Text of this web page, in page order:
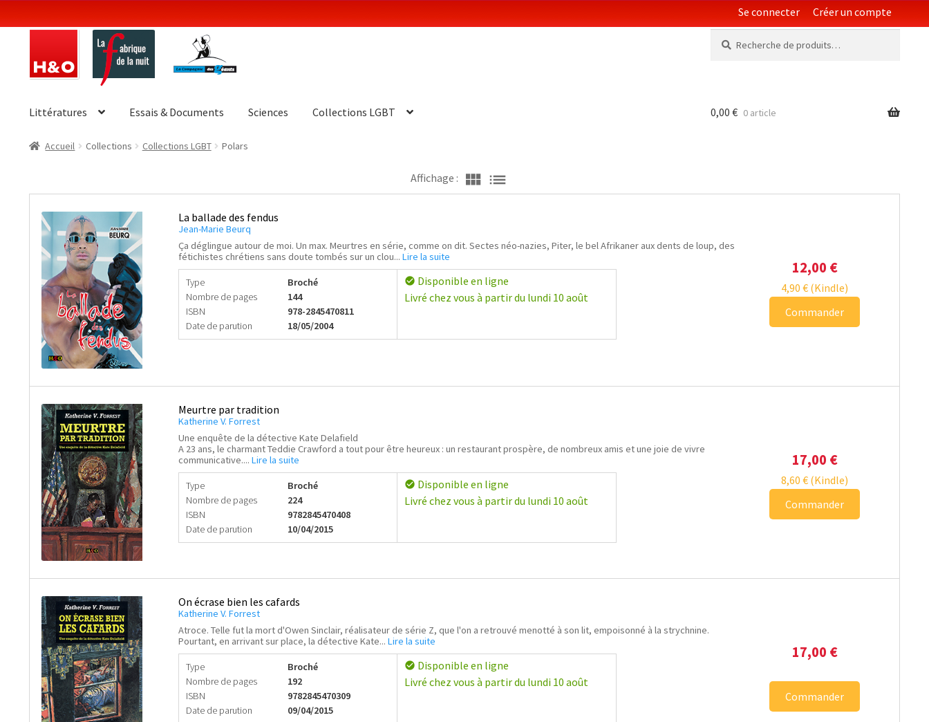
Se connecter
Créer un compte
la
contenu
pour :
Littératures Essais & Documents Sciences Collections LGBT 0,00€ 0 article
Accueil Collections Collections LGBT Polars
Affichage : view_module list
La ballade des fendus
Jean-Marie Beurq
Ça déglingue autour de moi. Un max. Meurtres en série, comme on dit. Sectes néo-nazies, Piter, le bel Afrikaner aux dents de loup, des
fétichistes chrétiens sans doute tombés sur un clou... Lire la suite
Type
Nombre de pages
ISBN
Date de parution
Broché
144
978-2845470811
18/05/2004
check_circle Disponible en ligne
Livré chez vous à partir du lundi 10 août
12,00 €
4,90€ (Kindle)
Commander
Meurtre par tradition
Katherine V. Forrest
Une enquête de la détective Kate Delafield
A 23 ans, le charmant Teddie Crawford a tout pour être heureux : un restaurant prospère, de nombreux amis et une joie de vivre
communicative.... Lire la suite
Type
Nombre de pages
ISBN
Date de parution
Broché
224
9782845470408
10/04/2015
check_circle Disponible en ligne
Livré chez vous à partir du lundi 10 août
17,00 €
8,60€ (Kindle)
Commander
On écrase bien les cafards
Katherine V. Forrest
Atroce. Telle fut la mort d'Owen Sinclair, réalisateur de série Z, que l'on a retrouvé menotté à son lit, empoisonné à la strychnine.
Pourtant, en arrivant sur place, la détective Kate... Lire la suite
Type
Nombre de pages
ISBN
Date de parution
Broché
192
9782845470309
09/04/2015
check_circle Disponible en ligne
Livré chez vous à partir du lundi 10 août
17,00 €
Commander